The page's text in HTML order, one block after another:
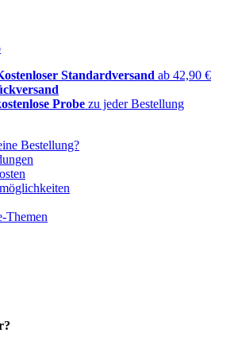
Standardversand ab 42,90 €
Probe zu jeder Bestellung
Bestellung?
Themen